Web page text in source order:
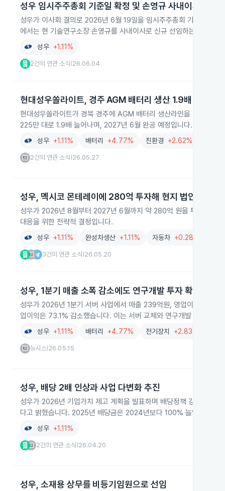
성우 임시주주총회 기준일 확정 및 손영규 사내이사 선임
성우가 이사회 결의로 2026년 6월 19일을 임시주주총회 기준일로
에서는 현 기술연구소장 손영규를 사내이사로 신규 선임하는 안건이
성우 +1.11%
2건의 연관 소식 26.06.04
현대성우쏠라이트, 경주 AGM 배터리 생산 1.9배 확장
현대성우쏠라이트가 경북 경주에 AGM 배터리 생산라인을 322억 원
225만 대로 1.9배 늘어나며, 2027년 6월 완공 예정입니다.
성우 +1.11% 배터리 +4.77% 친환경 +2.62%
2건의 연관 소식 26.05.27
성우, 멕시코 몬테레이에 280억 투자해 현지 법인 설립
성우가 2026년 8월부터 2027년 6월까지 약 280억 원을 투자해 멕
대응을 위한 전략적 결정입니다.
성우 +1.11% 완성차생산 +1.11% 자동차 +0.28%
3건의 연관 소식 26.05.20
성우, 1분기 매출 소폭 감소에도 연구개발 투자 확대
성우가 2026년 1분기 서버 사업에서 매출 239억원, 영업이익 2억
업이익은 73.1% 감소했습니다. 이는 서버 교체와 연구개발 투자 확대
성우 +1.11% 배터리 +4.77% 전기장치 +2.83%
뉴시스 26.05.15
성우, 배당 2배 인상과 사업 다변화 추진
성우가 2026년 기업가치 제고 계획을 발표하며 배당정책 강화와 수
다고 밝혔습니다. 2025년 배당금은 2024년보다 100% 늘었고, 재무
성우 +1.11%
2건의 연관 소식 26.04.20
성우, 소재용 상무를 비등기임원으로 선임